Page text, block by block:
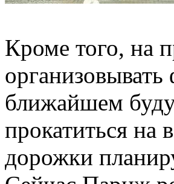
Кроме того, на
ближайшем
прокатиться на
дорожки